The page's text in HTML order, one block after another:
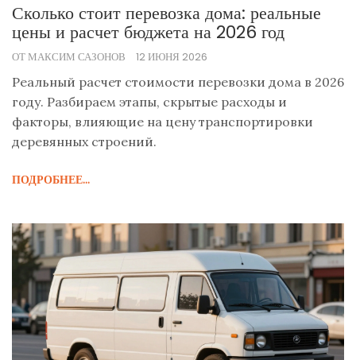
Сколько стоит перевозка дома: реальные
цены и расчет бюджета на 2026 год
ОТ МАКСИМ САЗОНОВ 12 ИЮНЯ 2026
Реальный расчет стоимости перевозки дома в 2026
году. Разбираем этапы, скрытые расходы и
факторы, влияющие на цену транспортировки
деревянных строений.
ПОДРОБНЕЕ...